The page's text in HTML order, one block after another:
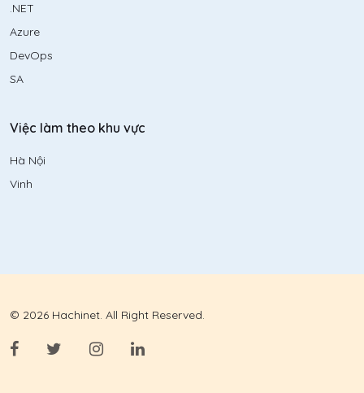
.NET
Azure
DevOps
SA
Việc làm theo khu vực
Hà Nội
Vinh
© 2026 Hachinet. All Right Reserved.